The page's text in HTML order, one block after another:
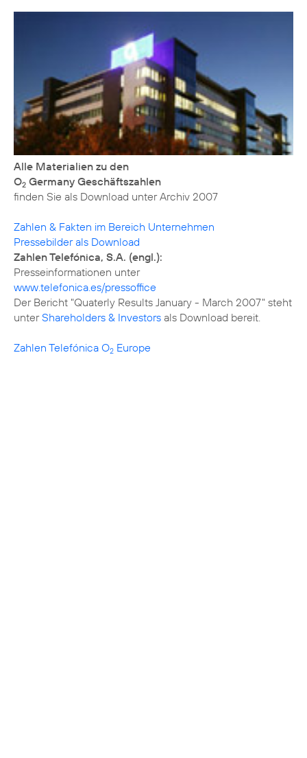
Alle Materialien zu den
O2 Germany Geschäftszahlen
finden Sie als Download unterArchiv 2007
Zahlen & Fakten im Bereich Unternehmen
Pressebilder als Download
Zahlen Telefónica, S.A. (engl.):
www.telefonica.es/pressoffice
Der Bericht "Quaterly Results January - March 2007" steht
unterShareholders & Investors als Download bereit.
Zahlen Telefónica O2 Europe